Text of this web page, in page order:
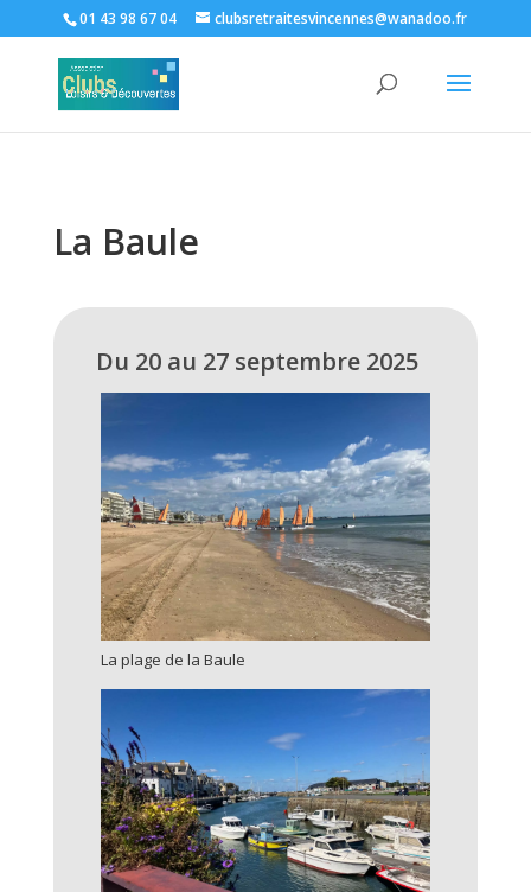
01 43 98 67 04 clubsretraitesvincennes@wanadoo.fr
La Baule
Du 20 au 27 septembre 2025
La plage de la Baule